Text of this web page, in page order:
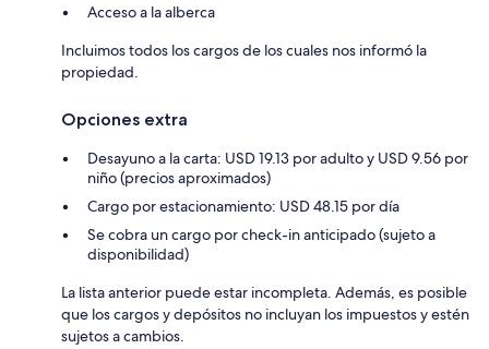
Acceso a la alberca
Incluimos todos los cargos de los cuales nos informó la
propiedad.
Opciones extra
Desayuno a la carta: USD 19.13 por adulto y USD 9.56 por
niño (precios aproximados)
Cargo por estacionamiento: USD 48.15 por día
Se cobra un cargo por check-in anticipado (sujeto a
disponibilidad)
La lista anterior puede estar incompleta. Además, es posible
que los cargos y depósitos no incluyan los impuestos y estén
sujetos a cambios.